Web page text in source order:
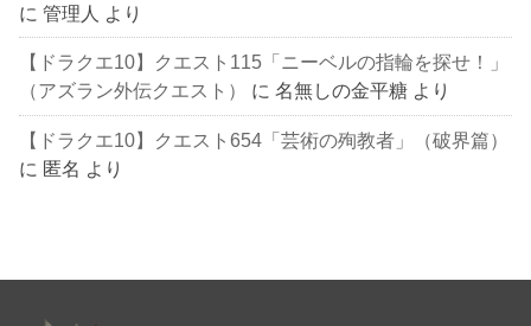
に管理人 より
【ドラクエ10】クエスト115「ニーベルの指輪を探せ！」
（アズラン外伝クエスト）
に名無しの金平糖 より
【ドラクエ10】クエスト654「芸術の殉教者」（破界篇）
に 匿名 より